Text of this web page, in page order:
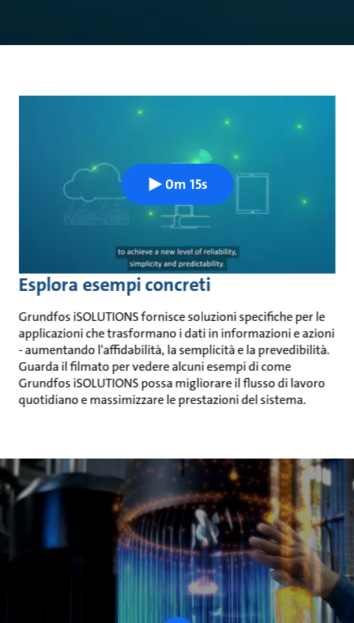
Esplora esempi concreti
Grundfos iSOLUTIONS fornisce soluzioni specifiche per le
applicazioni che trasformano i dati in informazioni e azioni
- aumentando l'affidabilità, la semplicità e la prevedibilità.
Guarda il filmato per vedere alcuni esempi di come
Grundfos iSOLUTIONS possa migliorare il flusso di lavoro
quotidiano e massimizzare le prestazioni del sistema.
0m 15s